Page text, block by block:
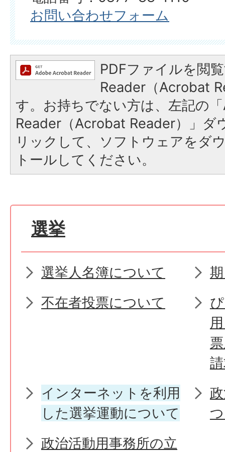
お問い合わせフォーム
PDFファイルを閲
Reader（Acrobat
す。お持ちでない方は、左記の
Reader（Acrobat Reader）」ダ
リックして、ソフトウェアをダ
トールしてください。
選挙
選挙人名簿について
不在者投票について
インターネットを利用
した選挙運動について
政治活動用事務所の立